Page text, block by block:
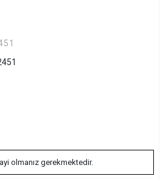
olmanız gerekmektedir.